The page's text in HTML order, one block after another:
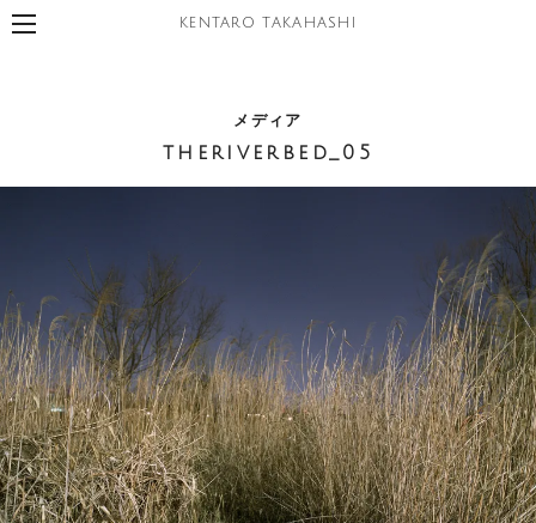
KENTARO TAKAHASHI
メディア
theriverbed_05